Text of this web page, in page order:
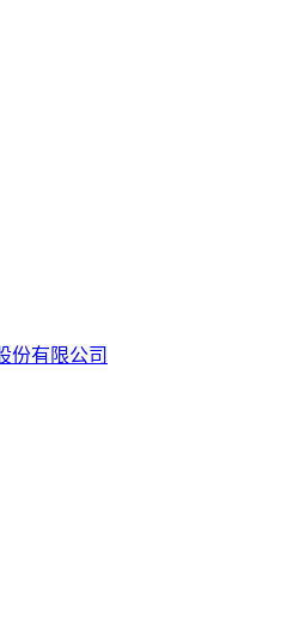
份有限公司